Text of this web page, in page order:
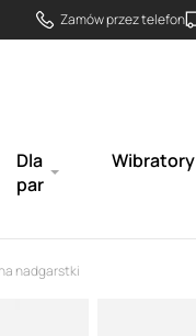
Zamów przez telefon
Dla
par
Wibratory
nadgarstki